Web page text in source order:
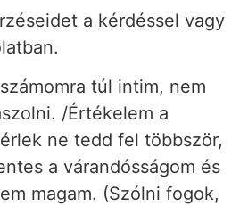
a kérdéssel vagy
túl intim, nem
/Értékelem a
ne tedd fel többször,
a várandósságom és
magam. (Szólni fogok,